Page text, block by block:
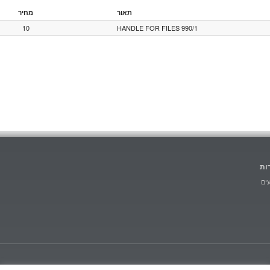
תאור מחיר
HANDLE FOR FILES 990/1
10